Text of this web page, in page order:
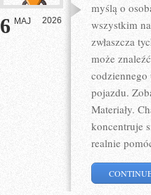
6 MAJ 2026
myślą o
wszystkim
zwłaszcza
może
pojazdu.
Materiały.
koncentruje
realnie